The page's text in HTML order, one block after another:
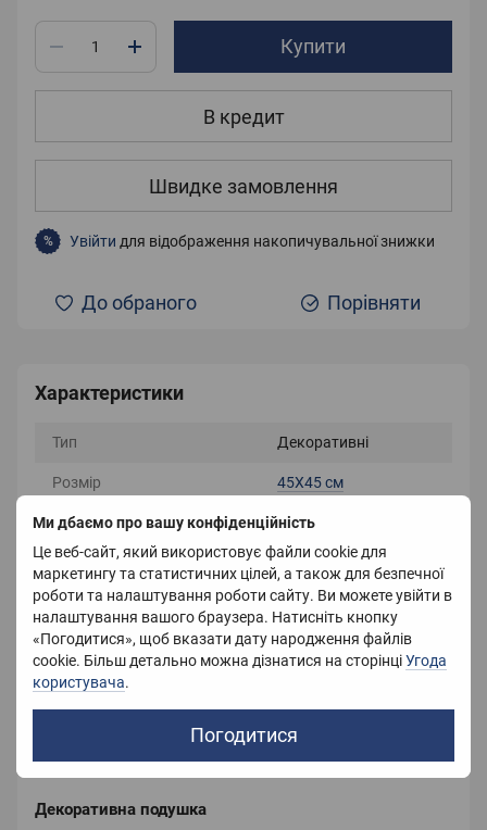
Ми дбаємо про вашу конфіденційність
Це веб-сайт, який використовує файли cookie для
маркетингу та статистичних цілей, а також для безпечної
роботи та налаштування роботи сайту. Ви можете увійти в
налаштування вашого браузера. Натисніть кнопку
«Погодитися», щоб вказати дату народження файлів
cookie. Більш детально можна дізнатися на сторінціУгода
користувача.
Погодитися
Купити
В кредит
Швидке замовлення
% Увійти для відображення накопичувальної знижки
До обраного Порівняти
Характеристики
Тип Декоративні
Розмір 45Х45 см
Матеріал чохла Велюр
Наповнювач Холлофайбер
Колір Блакитний
Вага 600 г
Країна-виробник
Опис
Декоративна подушка